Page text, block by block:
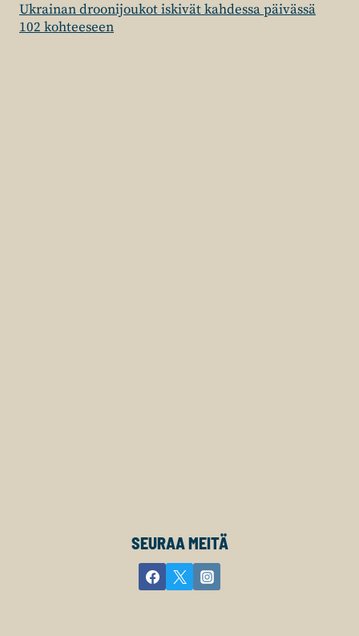
Ukrainan droonijoukot iskivät kahdessa päivässä
102 kohteeseen
SEURAA MEITÄ